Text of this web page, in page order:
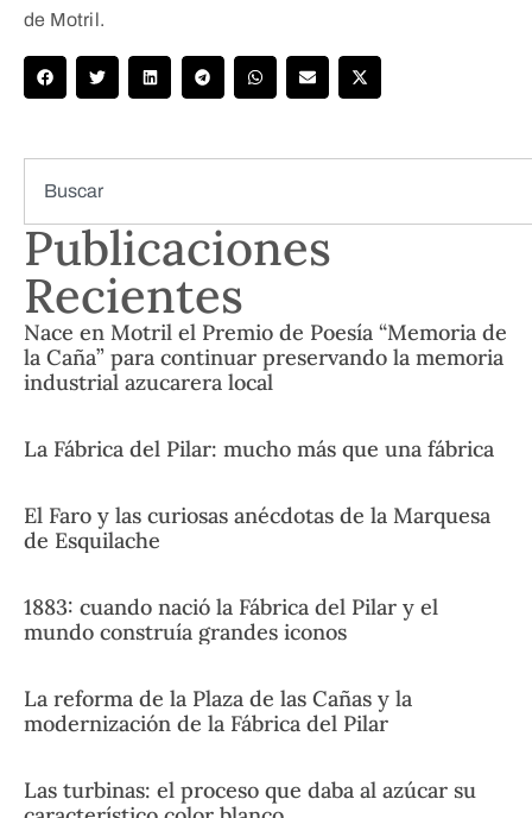
de Motril.
Publicaciones
Recientes
Nace en Motril el Premio de Poesía “Memoria de
la Caña” para continuar preservando la memoria
industrial azucarera local
La Fábrica del Pilar: mucho más que una fábrica
El Faro y las curiosas anécdotas de la Marquesa
de Esquilache
1883: cuando nació la Fábrica del Pilar y el
mundo construía grandes iconos
La reforma de la Plaza de las Cañas y la
modernización de la Fábrica del Pilar
Las turbinas: el proceso que daba al azúcar su